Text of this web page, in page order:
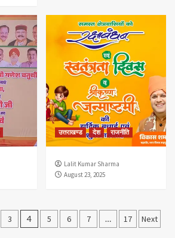
उत्तराखण्ड देश राजनीति
Lalit Kumar Sharma
August 23, 2025
3 4 5 6 7 … 17 Next